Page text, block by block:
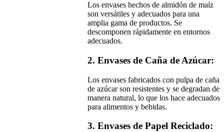
Los envases hechos de almidón de maíz
son versátiles y adecuados para una
amplia gama de productos. Se
descomponen rápidamente en entornos
adecuados.
2. Envases de Caña de Azúcar:
Los envases fabricados con pulpa de caña
de azúcar son resistentes y se degradan de
manera natural, lo que los hace adecuados
para alimentos y bebidas.
3. Envases de Papel Reciclado: